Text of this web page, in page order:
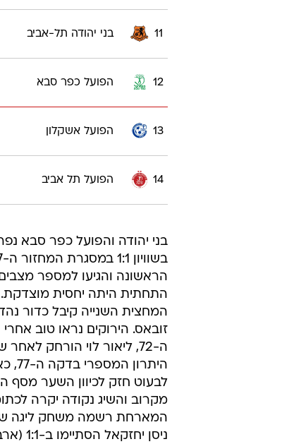
11 בני יהודה תל-אביב
12 הפועל כפר סבא
13 הפועל אשקלון
14 הפועל תל אביב
בני יהודה והפועל כפר סבא
הראשונה והגיעו למספר
התחתית היתה יחסית
המחצית השנייה קיבל כדור
זובאס. הירוקים נראו טוב
ה-72, ליאור לוי הורחק
לבעוט חזק לכיוון השער מסף
מקרוב והשיג נקודה יקרה
המארחת רשמה משחק ליגה
ניסן יחזקאל הסתיימו ב-1:1 (ארבעה כאלה), מאז שהורכב הצוות החדש במועדון.